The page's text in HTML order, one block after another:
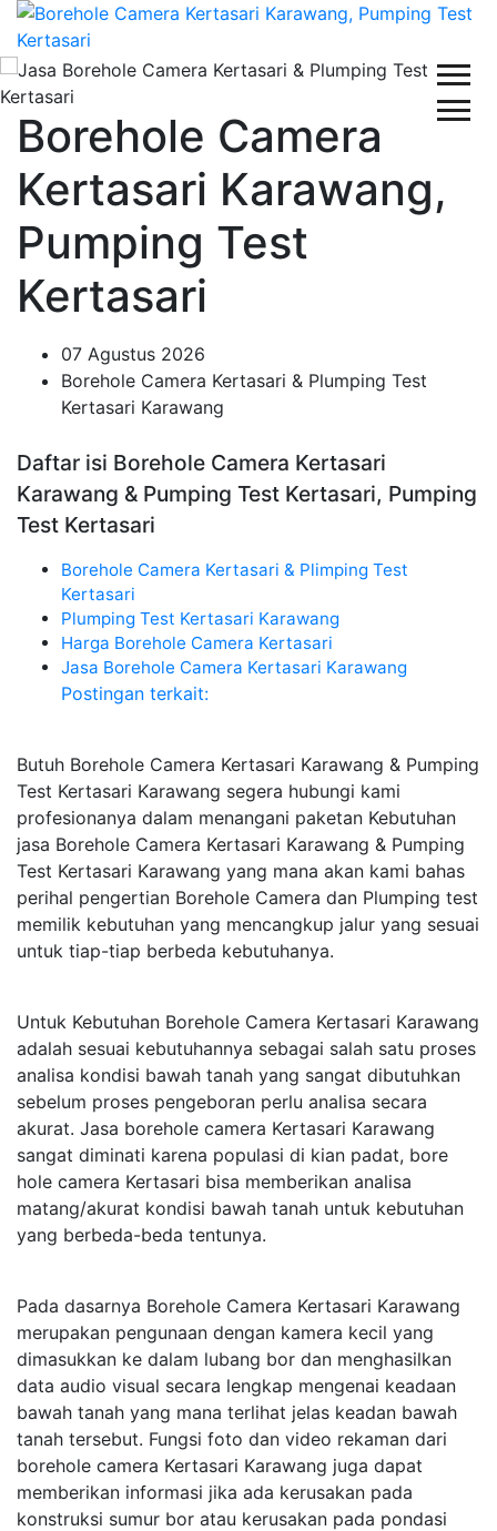
Borehole Camera
Kertasari Karawang,
Pumping Test
Kertasari
07 Agustus 2026
Borehole Camera Kertasari & Plumping Test
Kertasari Karawang
Daftar isi Borehole Camera Kertasari
Karawang & Pumping Test Kertasari, Pumping
Test Kertasari
Borehole Camera Kertasari & Plimping Test
Kertasari
Plumping Test Kertasari Karawang
Harga Borehole Camera Kertasari
Jasa Borehole Camera Kertasari Karawang
Postingan terkait:
Butuh Borehole Camera Kertasari Karawang & Pumping
Test Kertasari Karawang segera hubungi kami
profesionanya dalam menangani paketan Kebutuhan
jasa Borehole Camera Kertasari Karawang & Pumping
Test Kertasari Karawang yang mana akan kami bahas
perihal pengertian Borehole Camera dan Plumping test
memilik kebutuhan yang mencangkup jalur yang sesuai
untuk tiap-tiap berbeda kebutuhanya.
Untuk Kebutuhan Borehole Camera Kertasari Karawang
adalah sesuai kebutuhannya sebagai salah satu proses
analisa kondisi bawah tanah yang sangat dibutuhkan
sebelum proses pengeboran perlu analisa secara
akurat. Jasa borehole camera Kertasari Karawang
sangat diminati karena populasi di kian padat, bore
hole camera Kertasari bisa memberikan analisa
matang/akurat kondisi bawah tanah untuk kebutuhan
yang berbeda-beda tentunya.
Pada dasarnya Borehole Camera Kertasari Karawang
merupakan pengunaan dengan kamera kecil yang
dimasukkan ke dalam lubang bor dan menghasilkan
data audio visual secara lengkap mengenai keadaan
bawah tanah yang mana terlihat jelas keadan bawah
tanah tersebut. Fungsi foto dan video rekaman dari
borehole camera Kertasari Karawang juga dapat
memberikan informasi jika ada kerusakan pada
konstruksi sumur bor atau kerusakan pada pondasi